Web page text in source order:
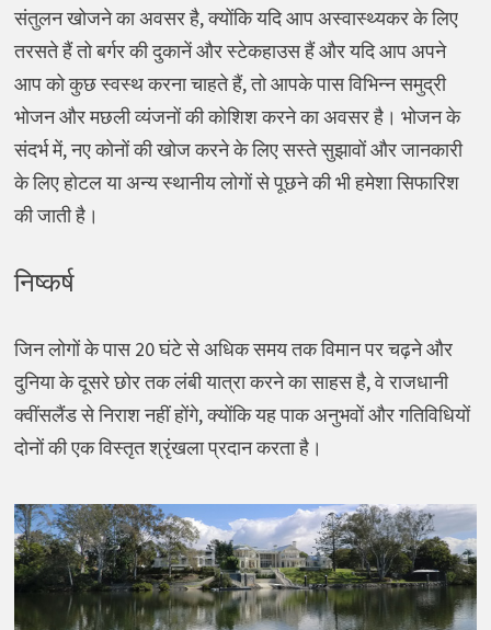
संतुलन खोजने का अवसर है, क्योंकि यदि आप अस्वास्थ्यकर के लिए
तरसते हैं तो बर्गर की दुकानें और स्टेकहाउस हैं और यदि आप अपने
आप को कुछ स्वस्थ करना चाहते हैं, तो आपके पास विभिन्न समुद्री
भोजन और मछली व्यंजनों की कोशिश करने का अवसर है। भोजन के
संदर्भ में, नए कोनों की खोज करने के लिए सस्ते सुझावों और जानकारी
के लिए होटल या अन्य स्थानीय लोगों से पूछने की भी हमेशा सिफारिश
की जाती है।
निष्कर्ष
जिन लोगों के पास 20 घंटे से अधिक समय तक विमान पर चढ़ने और
दुनिया के दूसरे छोर तक लंबी यात्रा करने का साहस है, वे राजधानी
क्वींसलैंड से निराश नहीं होंगे, क्योंकि यह पाक अनुभवों और गतिविधियों
दोनों की एक विस्तृत श्रृंखला प्रदान करता है।